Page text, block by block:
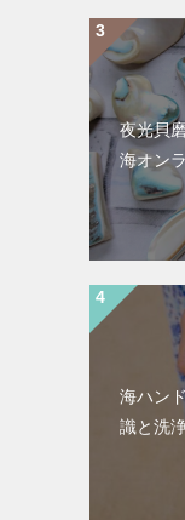
夜光貝
海オン
海ハン
識と洗